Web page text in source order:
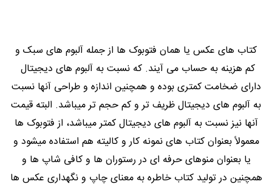
کتاب های عکس یا همان فتوبوک ها از جمله آلبوم های سبک و
کم هزینه به حساب می آیند. که نسبت به آلبوم های دیجیتال
دارای ضخامت کمتری بوده و همچنین اندازه و طراحی آنها نسبت
به آلبوم های دیجیتال ظریف تر و کم حجم تر میباشد. البته قیمت
آنها نیز نسبت به آلبوم های دیجیتال کمتر میباشد، از فتوبوک ها
معمولاً بعنوان کتاب های نمونه کار و کالیته هم استفاده میشود و
یا بعنوان منوهای حرفه ای در رستوران ها و کافی شاپ ها و
همچنین در تولید کتاب خاطره به معنای چاپ و نگهداری عکس ها